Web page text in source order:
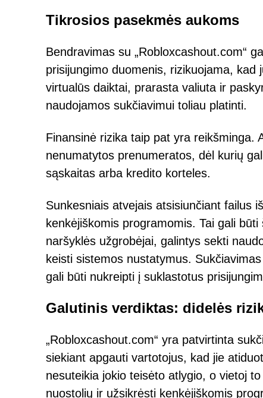
Tikrosios pasekmės aukoms
Bendravimas su „Robloxcashout.com“
prisijungimo duomenis, rizikuojama, kad
virtualūs daiktai, prarasta valiuta ir
naudojamos sukčiavimui toliau platinti.
Finansinė rizika taip pat yra reikšminga.
nenumatytos prenumeratos, dėl kurių
sąskaitas arba kredito korteles.
Sunkesniais atvejais atsisiunčiant failus
kenkėjiškomis programomis. Tai gali
naršyklės užgrobėjai, galintys sekti
keisti sistemos nustatymus.
gali būti nukreipti į suklastotus
Galutinis verdiktas: didelės
„Robloxcashout.com“ yra patvirtinta
siekiant apgauti vartotojus, kad jie
nesuteikia jokio teisėto atlygio, o vietoj
nuostolių ir užsikrėsti kenkėjiškomis